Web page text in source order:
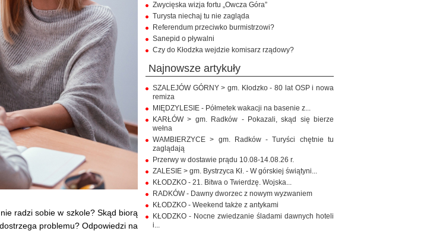
radzi sobie w szkole? Skąd biorą
problemu? Odpowiedzi na
Zwycięska wizja fortu „Owcza Góra”
Turysta niechaj tu nie zagląda
Referendum przeciwko burmistrzowi?
Sanepid o pływalni
Czy do Kłodzka wejdzie komisarz rządowy?
najnowsze artykuły
SZALEJÓW GÓRNY > gm. Kłodzko - 80 lat OSP i nowa
remiza
MIĘDZYLESIE - Półmetek wakacji na basenie z...
KARŁÓW > gm. Radków - Pokazali, skąd się bierze
wełna
WAMBIERZYCE > gm. Radków - Turyści chętnie tu
zaglądają
Przerwy w dostawie prądu 10.08-14.08.26 r.
ZALESIE > gm. Bystrzyca Kł. - W górskiej świątyni...
KŁODZKO - 21. Bitwa o Twierdzę. Wojska...
RADKÓW - Dawny dworzec z nowym wyzwaniem
KŁODZKO - Weekend także z antykami
KŁODZKO - Nocne zwiedzanie śladami dawnych hoteli
i...